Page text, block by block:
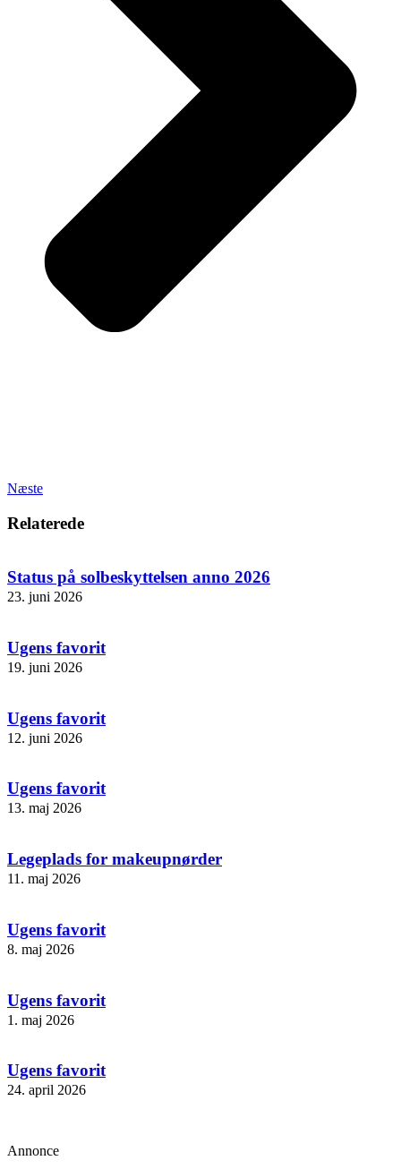
Næste
Relaterede
Status på solbeskyttelsen anno 2026
23. juni 2026
Ugens favorit
19. juni 2026
Ugens favorit
12. juni 2026
Ugens favorit
13. maj 2026
Legeplads for makeupnørder
11. maj 2026
Ugens favorit
8. maj 2026
Ugens favorit
1. maj 2026
Ugens favorit
24. april 2026
Annonce